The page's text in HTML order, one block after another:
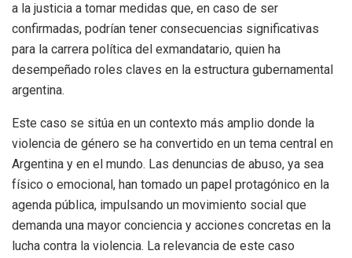
a la justicia a tomar medidas que, en caso de ser
confirmadas, podrían tener consecuencias significativas
para la carrera política del exmandatario, quien ha
desempeñado roles claves en la estructura gubernamental
argentina.
Este caso se sitúa en un contexto más amplio donde la
violencia de género se ha convertido en un tema central en
Argentina y en el mundo. Las denuncias de abuso, ya sea
físico o emocional, han tomado un papel protagónico en la
agenda pública, impulsando un movimiento social que
demanda una mayor conciencia y acciones concretas en la
lucha contra la violencia. La relevancia de este caso